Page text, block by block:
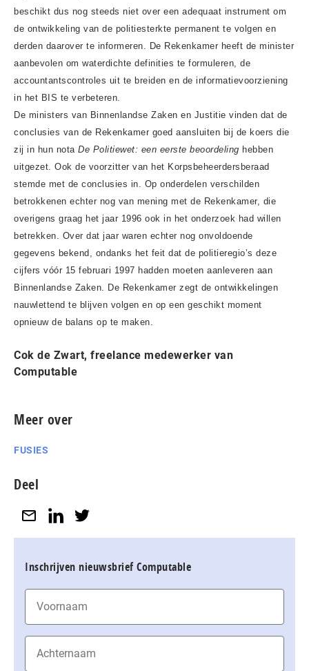
beschikt dus nog steeds niet over een adequaat instrument om
de ontwikkeling van de politiesterkte permanent te volgen en
derden daarover te informeren. De Rekenkamer heeft de minister
aanbevolen om waterdichte definities te formuleren, de
accountantscontroles uit te breiden en de informatievoorziening
in het BIS te verbeteren.
De ministers van Binnenlandse Zaken en Justitie vinden dat de
conclusies van de Rekenkamer goed aansluiten bij de koers die
zij in hun nota De Politiewet: een eerste beoordeling hebben
uitgezet. Ook de voorzitter van het Korpsbeheerdersberaad
stemde met de conclusies in. Op onderdelen verschilden
betrokkenen echter nog van mening met de Rekenkamer, die
overigens graag het jaar 1996 ook in het onderzoek had willen
betrekken. Over dat jaar waren echter nog onvoldoende
gegevens bekend, ondanks het feit dat de politieregio’s deze
cijfers vóór 15 februari 1997 hadden moeten aanleveren aan
Binnenlandse Zaken. De Rekenkamer zegt de ontwikkelingen
nauwlettend te blijven volgen en op een geschikt moment
opnieuw de balans op te maken.
Cok de Zwart, freelance medewerker van
Computable
Meer over
FUSIES
Deel
Inschrijven nieuwsbrief Computable